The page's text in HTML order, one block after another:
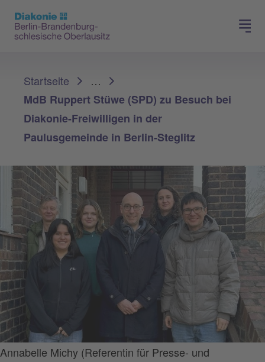
Presse
Startseite
…
MdB Ruppert Stüwe (SPD) zu Besuch bei
Diakonie-Freiwilligen in der
Paulusgemeinde in Berlin-Steglitz
Annabelle Michy (Referentin für Presse- und